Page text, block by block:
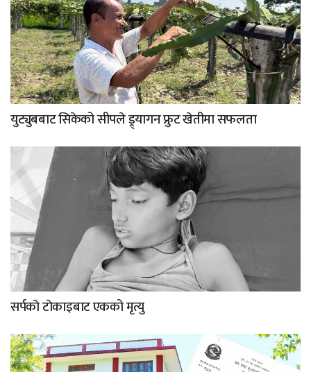
युट्युबबाट सिकेको सीपले ड्र्यागन फ्रुट खेतीमा सफलता
सर्पकाे टाेकाइबाट एकको मृत्यु